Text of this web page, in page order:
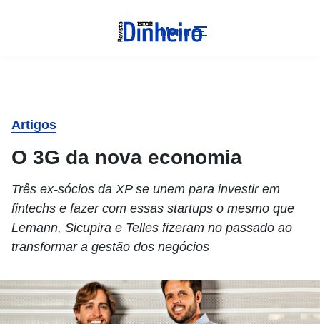
Menu
Artigos
O 3G da nova economia
Três ex-sócios da XP se unem para investir em
fintechs e fazer com essas startups o mesmo que
Lemann, Sicupira e Telles fizeram no passado ao
transformar a gestão dos negócios